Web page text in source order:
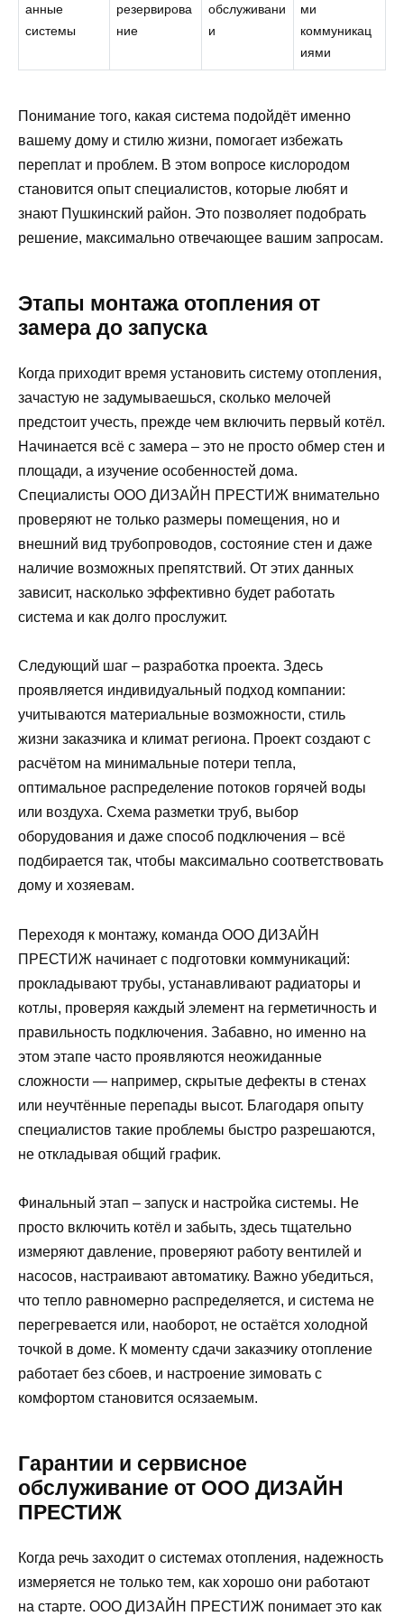
анные
системы
резервирова
ние
обслуживани
и
ми
коммуникац
иями
Понимание того, какая система подойдёт именно
вашему дому и стилю жизни, помогает избежать
переплат и проблем. В этом вопросе кислородом
становится опыт специалистов, которые любят и
знают Пушкинский район. Это позволяет подобрать
решение, максимально отвечающее вашим запросам.
Этапы монтажа отопления от
замера до запуска
Когда приходит время установить систему отопления,
зачастую не задумываешься, сколько мелочей
предстоит учесть, прежде чем включить первый котёл.
Начинается всё с замера – это не просто обмер стен и
площади, а изучение особенностей дома.
Специалисты ООО ДИЗАЙН ПРЕСТИЖ внимательно
проверяют не только размеры помещения, но и
внешний вид трубопроводов, состояние стен и даже
наличие возможных препятствий. От этих данных
зависит, насколько эффективно будет работать
система и как долго прослужит.
Следующий шаг – разработка проекта. Здесь
проявляется индивидуальный подход компании:
учитываются материальные возможности, стиль
жизни заказчика и климат региона. Проект создают с
расчётом на минимальные потери тепла,
оптимальное распределение потоков горячей воды
или воздуха. Схема разметки труб, выбор
оборудования и даже способ подключения – всё
подбирается так, чтобы максимально соответствовать
дому и хозяевам.
Переходя к монтажу, команда ООО ДИЗАЙН
ПРЕСТИЖ начинает с подготовки коммуникаций:
прокладывают трубы, устанавливают радиаторы и
котлы, проверяя каждый элемент на герметичность и
правильность подключения. Забавно, но именно на
этом этапе часто проявляются неожиданные
сложности — например, скрытые дефекты в стенах
или неучтённые перепады высот. Благодаря опыту
специалистов такие проблемы быстро разрешаются,
не откладывая общий график.
Финальный этап – запуск и настройка системы. Не
просто включить котёл и забыть, здесь тщательно
измеряют давление, проверяют работу вентилей и
насосов, настраивают автоматику. Важно убедиться,
что тепло равномерно распределяется, и система не
перегревается или, наоборот, не остаётся холодной
точкой в доме. К моменту сдачи заказчику отопление
работает без сбоев, и настроение зимовать с
комфортом становится осязаемым.
Гарантии и сервисное
обслуживание от ООО ДИЗАЙН
ПРЕСТИЖ
Когда речь заходит о системах отопления, надежность
измеряется не только тем, как хорошо они работают
на старте. ООО ДИЗАЙН ПРЕСТИЖ понимает это как